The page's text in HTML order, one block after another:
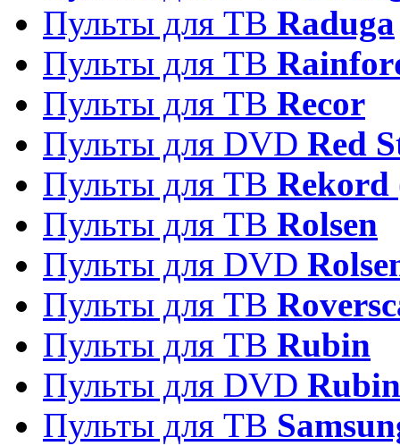
Пульты для ТВ Raduga
Пульты для ТВ
Пульты для ТВ Recor
Пульты для DVD Red
Пульты для ТВ Rekord
Пульты для ТВ Rolsen
Пульты для DVD
Пульты для ТВ
Пульты для ТВ Rubin
Пульты для DVD Rubin
Пульты для ТВ